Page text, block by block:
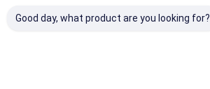
Good day, what product are you looking for?